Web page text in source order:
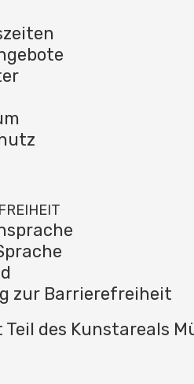
zur Barrierefreiheit
Teil des Kunstareals